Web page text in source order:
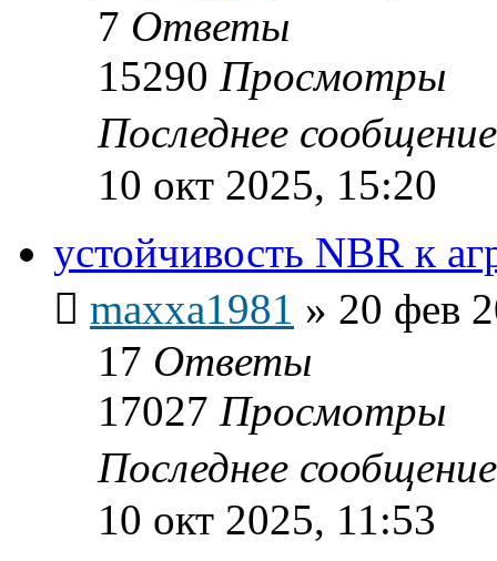
7 Ответы
15290 Просмотры
Последнее
10 окт 2025, 15:20
устойчивость NBR к
maxxa1981 » 20 фев
17 Ответы
17027 Просмотры
Последнее
10 окт 2025, 11:53